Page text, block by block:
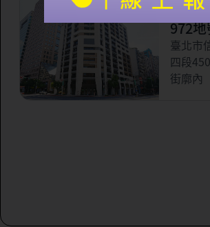
臺北
972
案
臺北市
四段
街廓內